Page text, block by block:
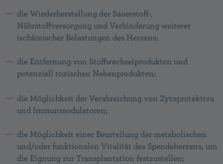
die Wiederherstellung der Sauerstoff-,
Nährstoffversorgung und Verhinderung weiterer
ischämischer Belastungen des Herzens;
die Entfernung von Stoffwechselprodukten und
potenziell toxischen Nebenprodukten;
die Möglichkeit der Verabreichung von Zytoprotektiva
und Immunmodulatoren;
die Möglichkeit einer Beurteilung der metabolischen
und/oder funktionalen Vitalität des Spendeherzens, um
die Eignung zur Transplantation festzustellen;